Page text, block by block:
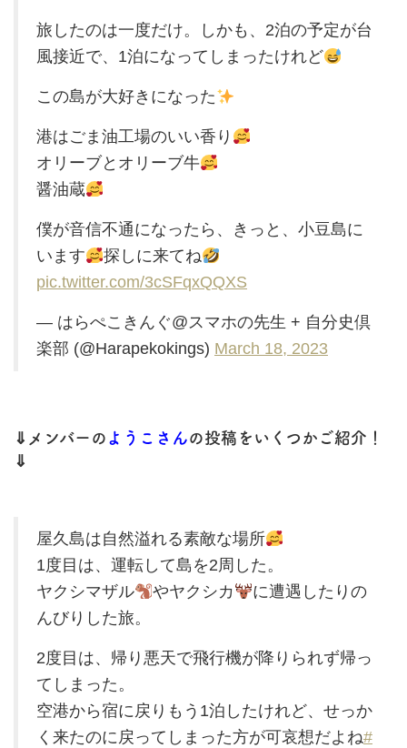
旅したのは一度だけ。しかも、2泊の予定が台
風接近で、1泊になってしまったけれど
この島が大好きになった
港はごま油工場のいい香り
オリーブとオリーブ牛
醤油蔵
僕が音信不通になったら、きっと、小豆島に
います
探しに来てね
pic.twitter.com/3cSFqxQQXS
— はらぺこきんぐ@スマホの先生 + 自分史倶
楽部 (@Harapekokings) March 18, 2023
⇓メンバーのようこさんの投稿をいくつかご紹介！
⇓
屋久島は自然溢れる素敵な場所
1度目は、運転して島を2周した。
ヤクシマザル
やヤクシカ
に遭遇したりの
んびりした旅。
2度目は、帰り悪天で飛行機が降りられず帰っ
てしまった。
空港から宿に戻りもう1泊したけれど、せっか
く来たのに戻ってしまった方が可哀想だよね#